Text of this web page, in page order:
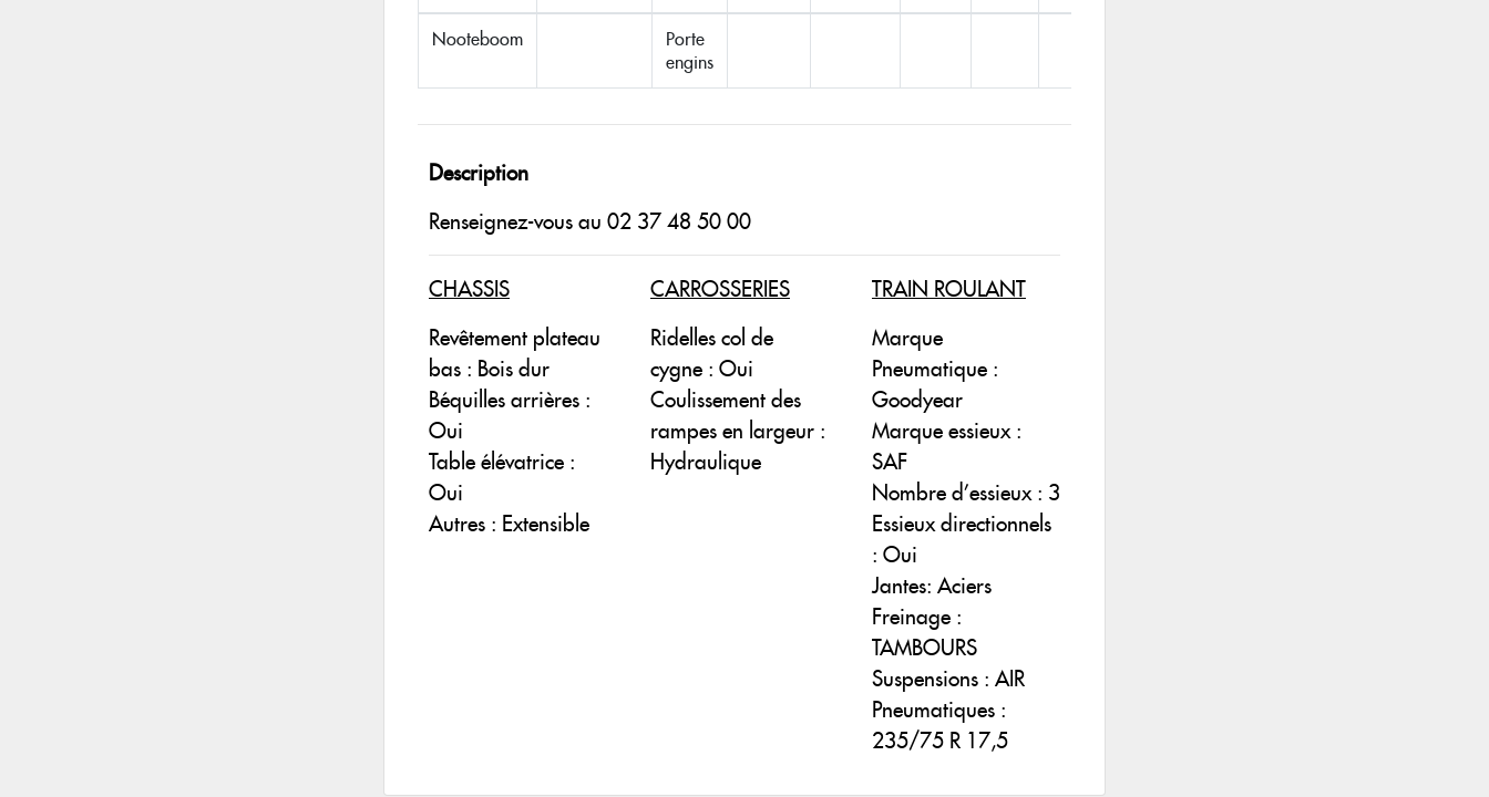
Nooteboom
Porte
engins
Description
Renseignez-vous au 02 37 48 50 00
CHASSIS
Revêtement plateau
bas : Bois dur
Béquilles arrières :
Oui
Table élévatrice :
Oui
Autres : Extensible
CARROSSERIES
Ridelles col de
cygne : Oui
Coulissement des
rampes en largeur :
Hydraulique
TRAIN ROULANT
Marque
Pneumatique :
Goodyear
Marque essieux :
SAF
Nombre d’essieux : 3
Essieux directionnels
: Oui
Jantes: Aciers
Freinage :
TAMBOURS
Suspensions : AIR
Pneumatiques :
235/75 R 17,5